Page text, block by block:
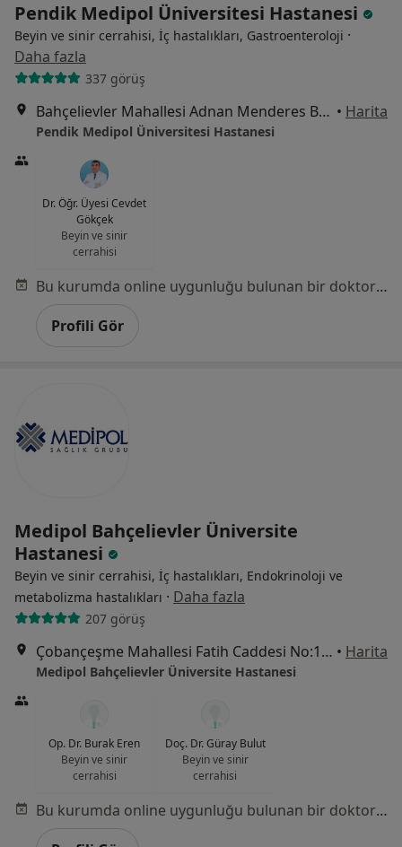
Pendik Medipol Üniversitesi Hastanesi
Beyin ve sinir cerrahisi, İç hastalıkları, Gastroenteroloji ·
Daha fazla
337 görüş
Bahçelievler Mahallesi Adnan Menderes Bulvarı No:31, Pendik • Harita
Pendik Medipol Üniversitesi Hastanesi
Dr. Öğr. Üyesi Cevdet
Gökçek
Beyin ve sinir
cerrahisi
Bu kurumda online uygunluğu bulunan bir doktor veya uzman bulunamadı
Profili Gör
Medipol Bahçelievler Üniversite
Hastanesi
Beyin ve sinir cerrahisi, İç hastalıkları, Endokrinoloji ve
metabolizma hastalıkları · Daha fazla
207 görüş
Çobançeşme Mahallesi Fatih Caddesi No:1/8, Bahçelievler • Harita
Medipol Bahçelievler Üniversite Hastanesi
Op. Dr. Burak Eren
Beyin ve sinir
cerrahisi
Doç. Dr. Güray Bulut
Beyin ve sinir
cerrahisi
Bu kurumda online uygunluğu bulunan bir doktor veya uzman bulunamadı